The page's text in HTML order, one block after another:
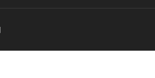
南、浙江、安徽、海南、江苏、黑龙江、吉林、辽